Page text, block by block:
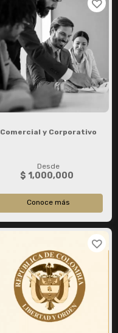
Comercial y Corporativo
Desde
$ 1,000,000
Conoce más